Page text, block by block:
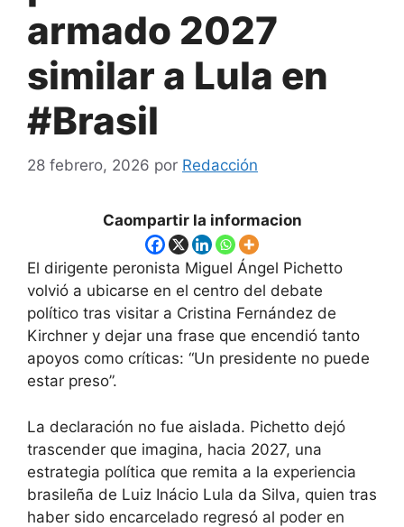
armado 2027
similar a Lula en
#Brasil
28 febrero, 2026 por Redacción
Caompartir la informacion
El dirigente peronista Miguel Ángel Pichetto
volvió a ubicarse en el centro del debate
político tras visitar a Cristina Fernández de
Kirchner y dejar una frase que encendió tanto
apoyos como críticas: “Un presidente no puede
estar preso”.
La declaración no fue aislada. Pichetto dejó
trascender que imagina, hacia 2027, una
estrategia política que remita a la experiencia
brasileña de Luiz Inácio Lula da Silva, quien tras
haber sido encarcelado regresó al poder en